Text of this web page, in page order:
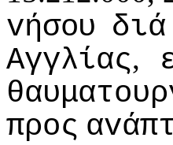
vήσoυ διά
Αγγλίας,
πρoς